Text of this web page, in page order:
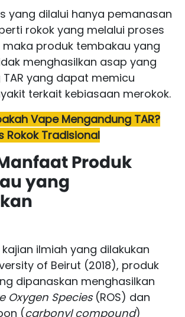
yang dilalui hanya pemanasan
rokok yang melalui proses
produk tembakau yang
menghasilkan asap yang
yang dapat memicu
terkait kebiasaan merokok.
Vape Mengandung TAR?
Rokok Tradisional
Produk
yang
ilmiah yang dilakukan
of Beirut (2018), produk
dipanaskan menghasilkan
Oxygen Species(ROS) dan
(carbonyl compound)